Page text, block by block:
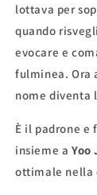
lottava per
quando
evocare e
fulminea. Ora
nome diventa
È il padrone
insieme a Yoo
ottimale nella